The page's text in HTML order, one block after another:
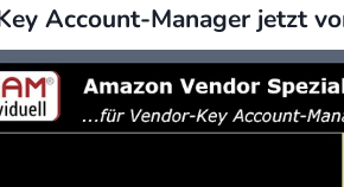
Account-Manager jetzt